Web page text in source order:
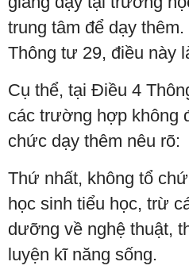
trung tâm để dạy
Thông tư 29, điều này
Cụ thể, tại Điều 4
các trường hợp không
chức dạy thêm nêu rõ:
Thứ nhất, không tổ
học sinh tiểu học, trừ
dưỡng về nghệ thuật,
luyện kĩ năng sống.